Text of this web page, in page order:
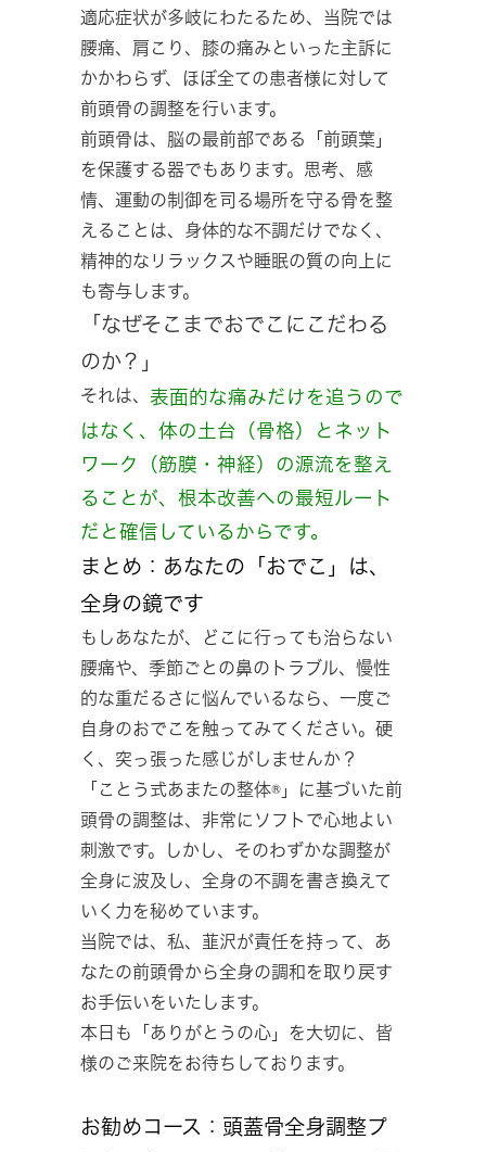
適応症状が多岐にわたるため、当院では
腰痛、肩こり、膝の痛みといった主訴に
かかわらず、ほぼ全ての患者様に対して
前頭骨の調整を行います。
前頭骨は、脳の最前部である「前頭葉」
を保護する器でもあります。思考、感
情、運動の制御を司る場所を守る骨を整
えることは、身体的な不調だけでなく、
精神的なリラックスや睡眠の質の向上に
も寄与します。
「なぜそこまでおでこにこだわる
のか？」
それは、 表面的な痛みだけを追うので
はなく、体の土台（骨格）とネット
ワーク（筋膜・神経）の源流を整え
ることが、根本改善への最短ルート
だと確信しているからです。
まとめ：あなたの「おでこ」は、
全身の鏡です
もしあなたが、どこに行っても治らない
腰痛や、季節ごとの鼻のトラブル、慢性
的な重だるさに悩んでいるなら、一度ご
自身のおでこを触ってみてください。硬
く、突っ張った感じがしませんか？
「ことう式あまたの整体®」に基づいた前
頭骨の調整は、非常にソフトで心地よい
刺激です。しかし、そのわずかな調整が
全身に波及し、全身の不調を書き換えて
いく力を秘めています。
当院では、私、韮沢が責任を持って、あ
なたの前頭骨から全身の調和を取り戻す
お手伝いをいたします。
本日も「ありがとうの心」を大切に、皆
様のご来院をお待ちしております。
お勧めコース：頭蓋骨全身調整プ